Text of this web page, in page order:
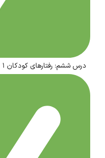
درس ششم: رفتارهای کودکان ۱